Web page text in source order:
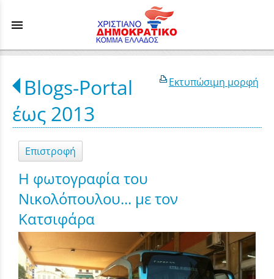
menu
Εκτυπώσιμη μορφή
Blogs-Portal
έως 2013
Επιστροφή
Η φωτογραφία του
Νικολόπουλου... με τον
Κατσιφάρα